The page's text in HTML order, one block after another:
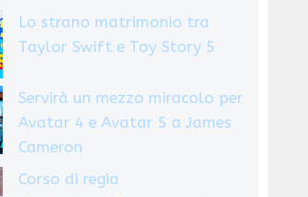
Lo strano matrimonio tra
Taylor Swift e Toy Story 5
Servirà un mezzo miracolo per
Avatar 4 e Avatar 5 a James
Cameron
Corso di regia